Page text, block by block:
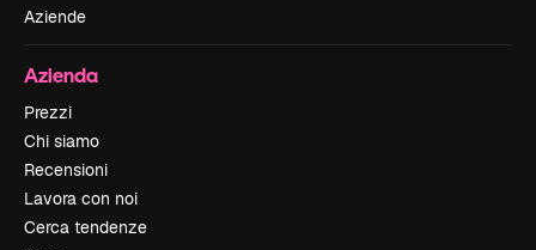
Aziende
Azienda
Prezzi
Chi siamo
Recensioni
Lavora con noi
Cerca tendenze